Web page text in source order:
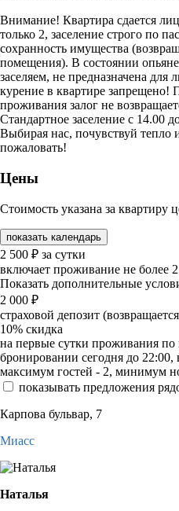
Внимание! Квартира сдается
только 2, заселение строго по
сохранность имущества
помещения). В состоянии
заселяем, не предназначена для
курение в квартире
проживания залог не
Стандартное заселение с 14.00
Выбирая нас, почувствуй
пожаловать!
Цены
Стоимость указана за квартиру
показать календарь
2 500 ₽ за сутки
включает проживание не более 2
Показать дополнительные
2 000 ₽
страховой депозит
10% скидка
на первые сутки проживания
бронировании сегодня до 22:00,
максимум гостей - 2, минимум
показывать предложения
Карпова бульвар, 7
Миасс
Наталья